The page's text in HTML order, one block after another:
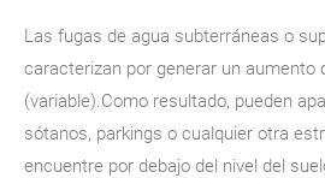
Las fugas de agua subterráneas o
caracterizan por generar un aumento
(variable).Como resultado, pueden
sótanos, parkings o cualquier otra
encuentre por debajo del nivel del